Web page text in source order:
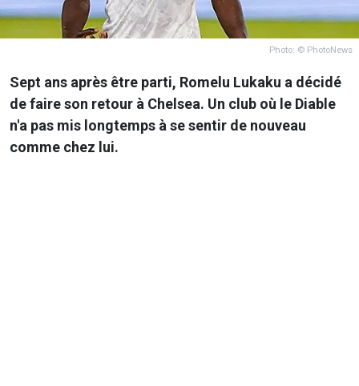
Photo: © PhotoNews
Sept ans après être parti, Romelu Lukaku a décidé
de faire son retour à Chelsea. Un club où le Diable
n'a pas mis longtemps à se sentir de nouveau
comme chez lui.